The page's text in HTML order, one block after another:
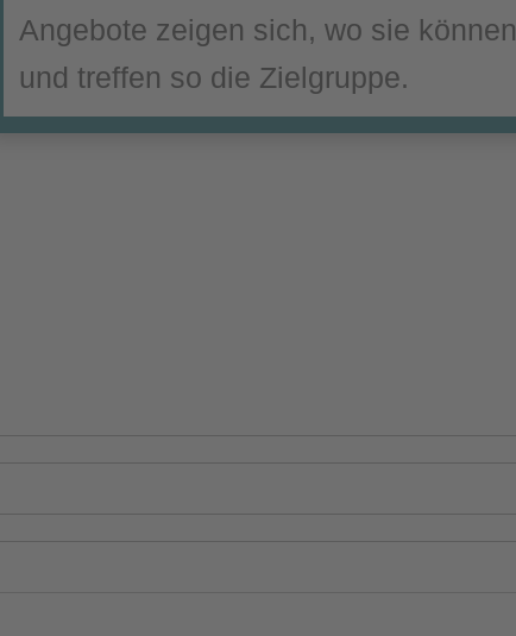
Angebote zeigen sich, wo sie können
und treffen so die Zielgruppe.